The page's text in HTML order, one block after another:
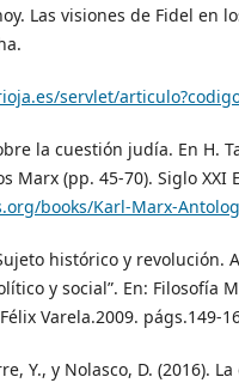
Las visiones de Fidel en
servlet/
la cuestión judía. En H.
Marx (pp. 45-70). Siglo XXI
books/Karl-Marx-
histórico y revolución.
y social”. En: Filosofía
Varela.2009. págs.149-
Y., y Nolasco, D. (2016).